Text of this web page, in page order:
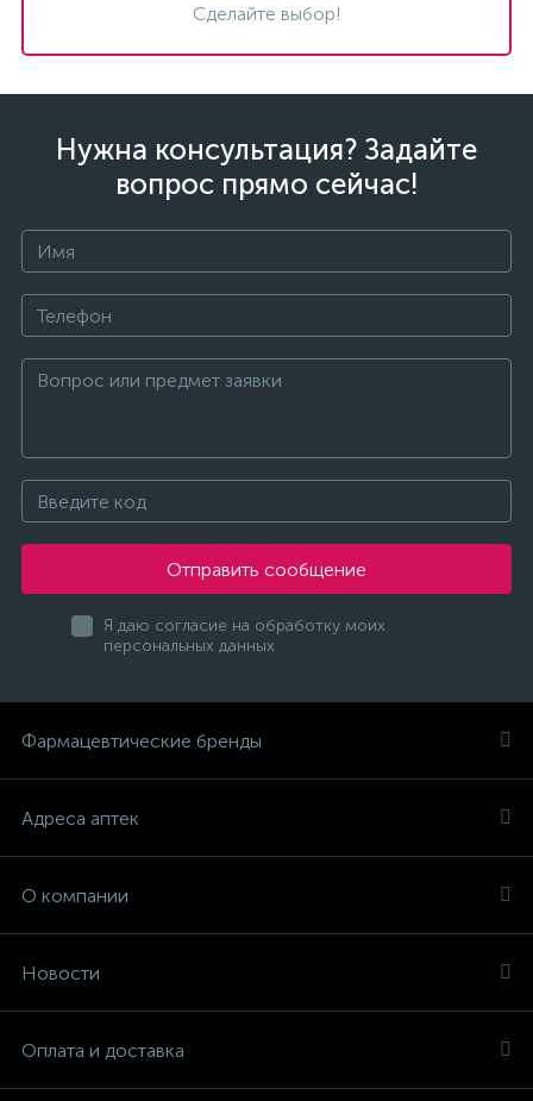
Сделайте выбор!
Нужна консультация? Задайте
вопрос прямо сейчас!
Отправить сообщение
Я даю согласие на обработку моих
персональных данных
Фармацевтические бренды
Адреса аптек
О компании
Новости
Оплата и доставка